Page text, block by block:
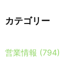
カテゴリー
営業情報 (794)